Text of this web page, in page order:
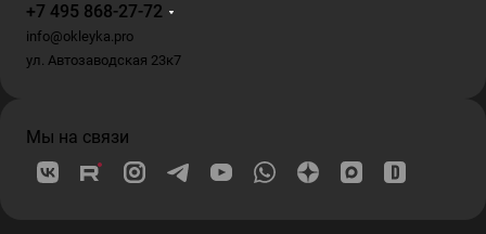
+7 495 868-27-72
info@okleyka.pro
ул. Автозаводская 23к7
Мы на связи